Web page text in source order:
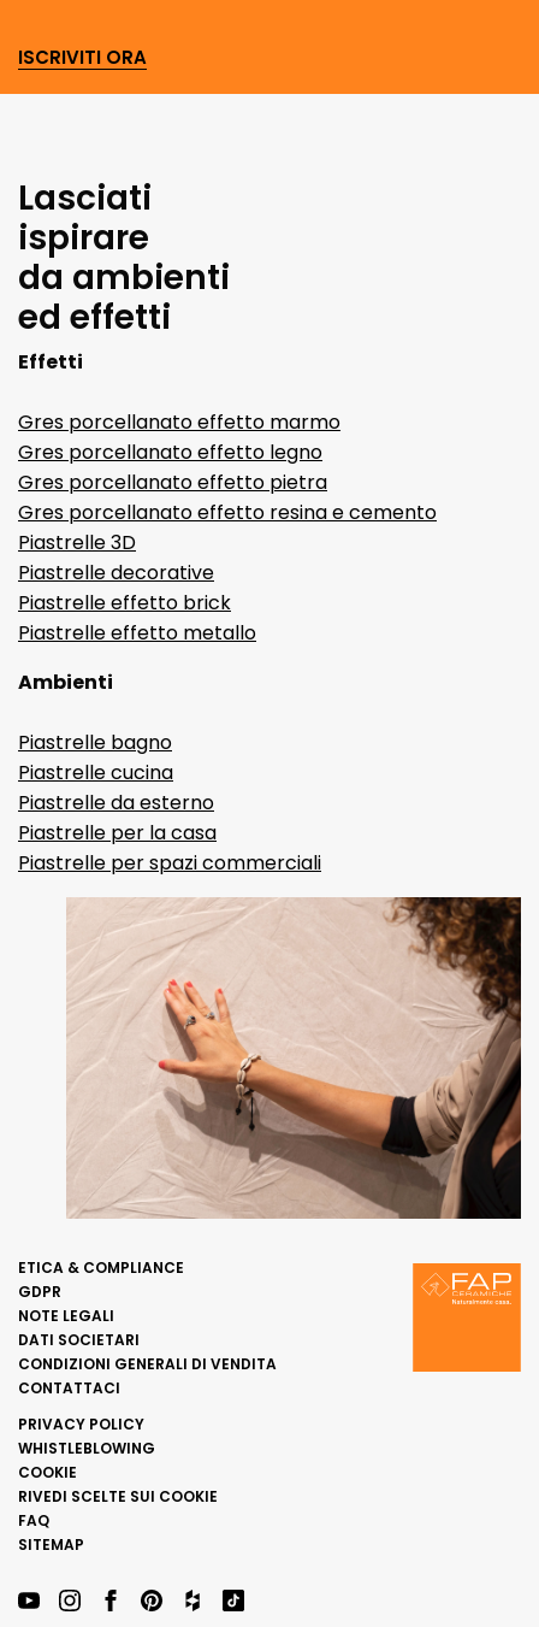
ISCRIVITI ORA
Lasciati
ispirare
da ambienti
ed effetti
Effetti
Gres porcellanato effetto marmo
Gres porcellanato effetto legno
Gres porcellanato effetto pietra
Gres porcellanato effetto resina e cemento
Piastrelle 3D
Piastrelle decorative
Piastrelle effetto brick
Piastrelle effetto metallo
Ambienti
Piastrelle bagno
Piastrelle cucina
Piastrelle da esterno
Piastrelle per la casa
Piastrelle per spazi commerciali
ETICA & COMPLIANCE
GDPR
NOTE LEGALI
DATI SOCIETARI
CONDIZIONI GENERALI DI VENDITA
CONTATTACI
PRIVACY POLICY
WHISTLEBLOWING
COOKIE
RIVEDI SCELTE SUI COOKIE
FAQ
SITEMAP